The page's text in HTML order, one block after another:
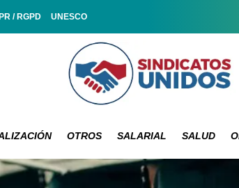
/ RGPD UNESCO
OTROS SALARIAL SALUD